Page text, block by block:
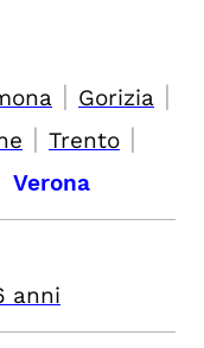
| Gorizia |
| Trento |
Verona
anni